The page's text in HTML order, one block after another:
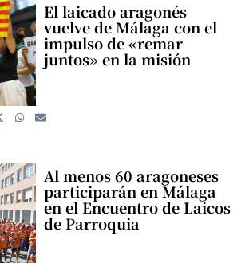
El laicado aragonés
vuelve de Málaga con el
impulso de «remar
juntos» en la misión
Al menos 60 aragoneses
participarán en Málaga
en el Encuentro de Laicos
de Parroquia